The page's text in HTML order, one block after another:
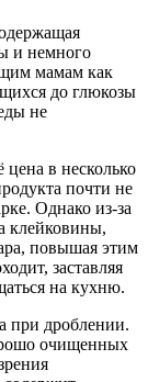
и немного
мамам как
до глюкозы
не
в несколько
почти не
Однако из-за
клейковины,
повышая этим
заставляя
на кухню.
при дроблении.
очищенных